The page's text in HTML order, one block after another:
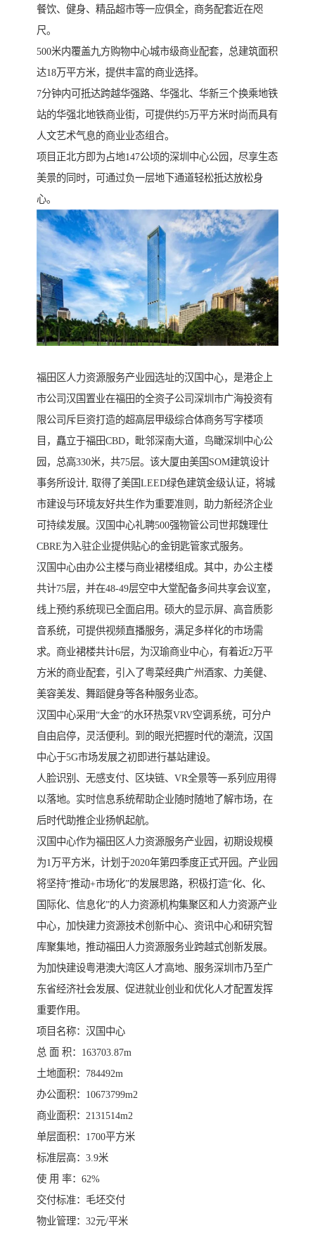
餐饮、健身、精品超市等一应俱全，商务配套近在咫
尺。
500米内覆盖九方购物中心城市级商业配套，总建筑面积
达18万平方米，提供丰富的商业选择。
7分钟内可抵达跨越华强路、华强北、华新三个换乘地铁
站的华强北地铁商业街，可提供约5万平方米时尚而具有
人文艺术气息的商业业态组合。
项目正北方即为占地147公顷的深圳中心公园，尽享生态
美景的同时，可通过负一层地下通道轻松抵达放松身
心。
福田区人力资源服务产业园选址的汉国中心，是港企上
市公司汉国置业在福田的全资子公司深圳市广海投资有
限公司斥巨资打造的超高层甲级综合体商务写字楼项
目，矗立于福田CBD，毗邻深南大道，鸟瞰深圳中心公
园，总高330米，共75层。该大厦由美国SOM建筑设计
事务所设计, 取得了美国LEED绿色建筑金级认证，将城
市建设与环境友好共生作为重要准则，助力新经济企业
可持续发展。汉国中心礼聘500强物管公司世邦魏理仕
CBRE为入驻企业提供贴心的金钥匙管家式服务。
汉国中心由办公主楼与商业裙楼组成。其中，办公主楼
共计75层，并在48-49层空中大堂配备多间共享会议室，
线上预约系统现已全面启用。硕大的显示屏、高音质影
音系统，可提供视频直播服务，满足多样化的市场需
求。商业裙楼共计6层，为汉瑜商业中心，有着近2万平
方米的商业配套，引入了粤菜经典广州酒家、力美健、
美容美发、舞蹈健身等各种服务业态。
汉国中心采用“大金”的水环热泵VRV空调系统，可分户
自由启停，灵活便利。到的眼光把握时代的潮流，汉国
中心于5G市场发展之初即进行基站建设。
人脸识别、无感支付、区块链、VR全景等一系列应用得
以落地。实时信息系统帮助企业随时随地了解市场，在
后时代助推企业扬帆起航。
汉国中心作为福田区人力资源服务产业园，初期设规模
为1万平方米，计划于2020年第四季度正式开园。产业园
将坚持“推动+市场化”的发展思路，积极打造“化、化、
国际化、信息化”的人力资源机构集聚区和人力资源产业
中心，加快建力资源技术创新中心、资讯中心和研究智
库聚集地，推动福田人力资源服务业跨越式创新发展。
为加快建设粤港澳大湾区人才高地、服务深圳市乃至广
东省经济社会发展、促进就业创业和优化人才配置发挥
重要作用。
项目名称：汉国中心
总 面 积：163703.87m
土地面积：784492m
办公面积：10673799m2
商业面积：2131514m2
单层面积：1700平方米
标准层高：3.9米
使 用 率：62%
交付标准：毛坯交付
物业管理：32元/平米